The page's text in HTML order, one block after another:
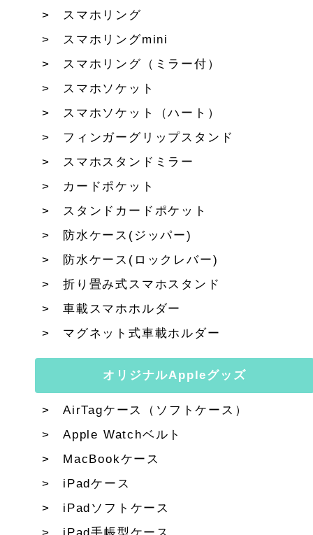
スマホリング
スマホリングmini
スマホリング（ミラー付）
スマホソケット
スマホソケット（ハート）
フィンガーグリップスタンド
スマホスタンドミラー
カードポケット
スタンドカードポケット
防水ケース(ジッパー)
防水ケース(ロックレバー)
折り畳み式スマホスタンド
車載スマホホルダー
マグネット式車載ホルダー
オリジナルAppleグッズ
AirTagケース（ソフトケース）
Apple Watchベルト
MacBookケース
iPadケース
iPadソフトケース